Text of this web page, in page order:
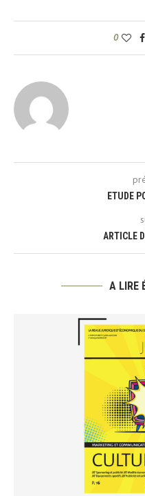
0
ETUDE
ARTICLE
A LIRE